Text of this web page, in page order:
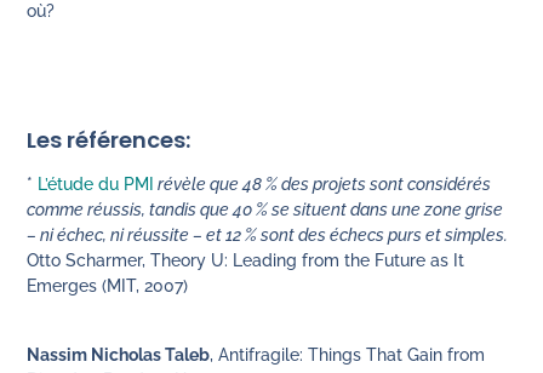
où?
Les références:
* L’étude du PMI révèle que 48 % des projets sont considérés
comme réussis, tandis que 40 % se situent dans une zone grise
– ni échec, ni réussite – et 12 % sont des échecs purs et simples.
Otto Scharmer, Theory U: Leading from the Future as It
Emerges (MIT, 2007)
Nassim Nicholas Taleb, Antifragile: Things That Gain from